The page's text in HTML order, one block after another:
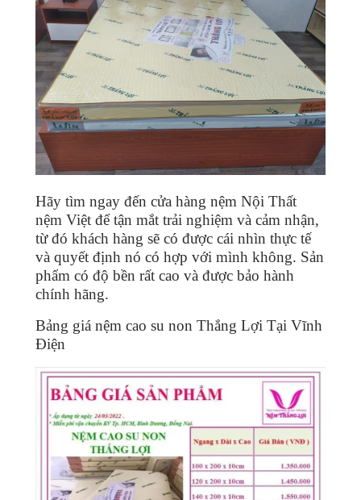
Hãy tìm ngay đến cửa hàng nệm Nội Thất
nệm Việt để tận mắt trải nghiệm và cảm nhận,
từ đó khách hàng sẽ có được cái nhìn thực tế
và quyết định nó có hợp với mình không. Sản
phẩm có độ bền rất cao và được bảo hành
chính hãng.
Bảng giá nệm cao su non Thắng Lợi Tại Vĩnh
Điện